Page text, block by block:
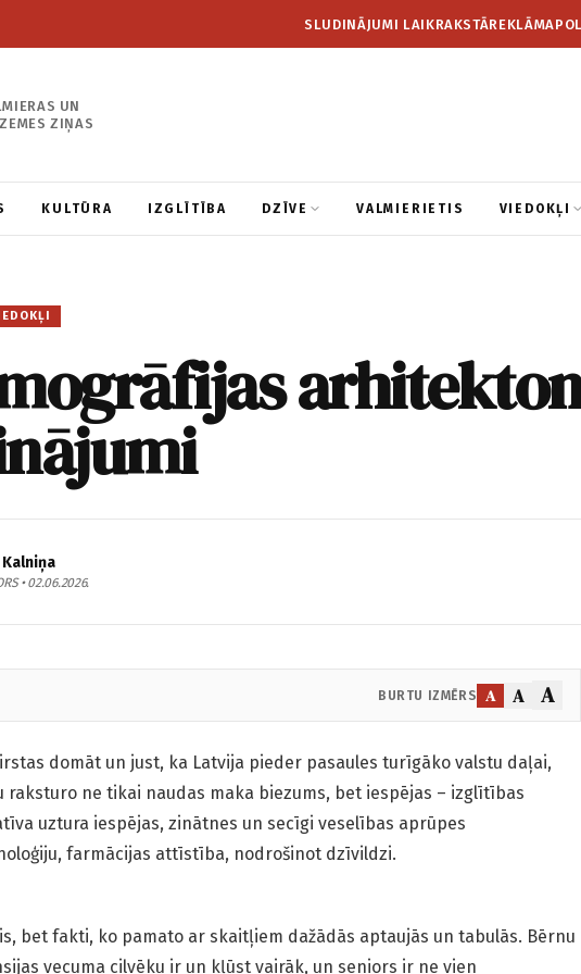
SLUDINĀJUMI LAIKRAKSTĀREKLĀMA
UN
ZIŅAS
KULTŪRA IZGLĪTĪBA DZĪVE VALMIERIETIS VIEDOKĻI
• 02.06.2026.
BURTU IZMĒRS A A A
domāt un just, ka Latvija pieder pasaules turīgāko valstu daļai,
raksturo ne tikai naudas maka biezums, bet iespējas – izglītības
uztura iespējas, zinātnes un secīgi veselības aprūpes
farmācijas attīstība, nodrošinot dzīvildzi.
bet fakti, ko pamato ar skaitļiem dažādās aptaujās un tabulās. Bērnu
vecuma cilvēku ir un kļūst vairāk, un seniors ir ne vien